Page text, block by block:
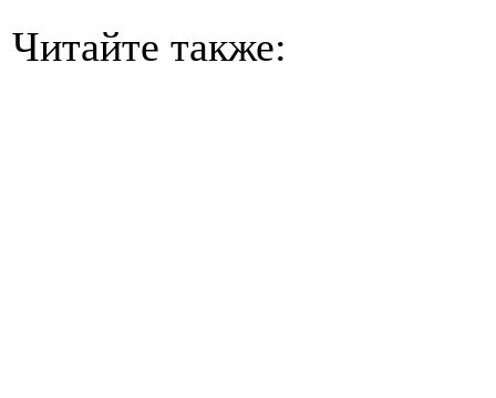
Читайте также: